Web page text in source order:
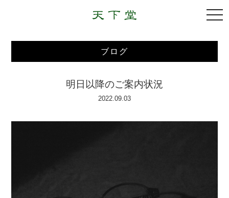
ブログ
明日以降のご案内状況
2022.09.03